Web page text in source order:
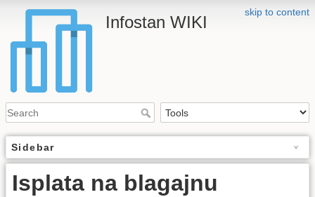
skip to content
Infostan WIKI
Sidebar
Isplata na blagajnu